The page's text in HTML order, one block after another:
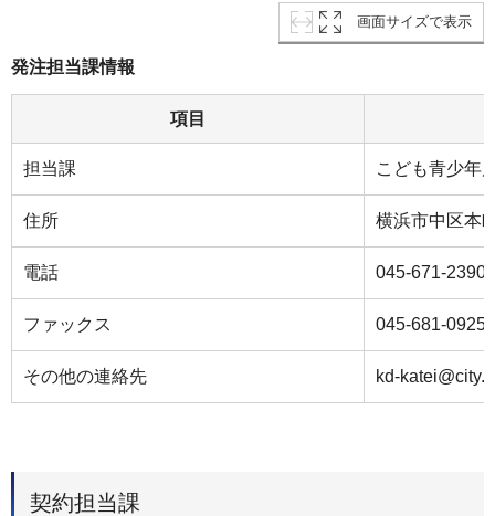
画面サイズで表示
発注担当課情報
項目
担当課 こども青少年
住所 横浜市中区本
電話 045-671-2390
ファックス 045-681-0925
その他の連絡先 kd-
契約担当課